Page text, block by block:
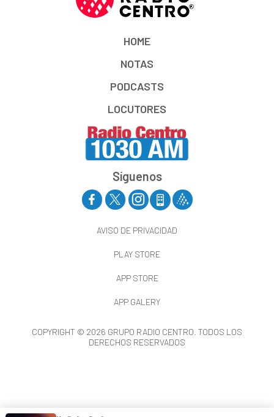
HOME
NOTAS
PODCASTS
LOCUTORES
Síguenos
AVISO DE PRIVACIDAD
PLAY STORE
APP STORE
APP GALERY
COPYRIGHT © 2026 GRUPO RADIO CENTRO. TODOS LOS
DERECHOS RESERVADOS